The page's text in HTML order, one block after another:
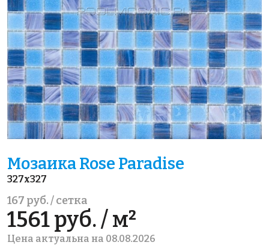
Мозаика Rose Paradise
327x327
167 руб. / сетка
1561 руб. / м²
Цена актуальна на 08.08.2026